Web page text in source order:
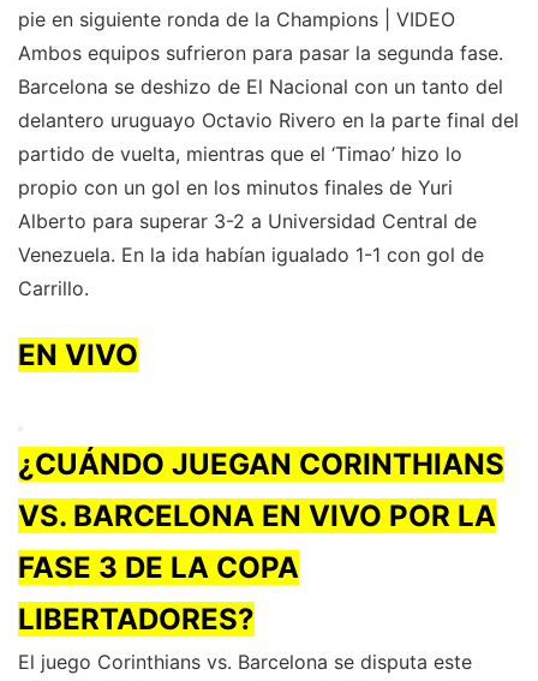
pie en siguiente ronda de la Champions | VIDEO
Ambos equipos sufrieron para pasar la segunda fase.
Barcelona se deshizo de El Nacional con un tanto del
delantero uruguayo Octavio Rivero en la parte final del
partido de vuelta, mientras que el ‘Timao’ hizo lo
propio con un gol en los minutos finales de Yuri
Alberto para superar 3-2 a Universidad Central de
Venezuela. En la ida habían igualado 1-1 con gol de
Carrillo.
EN VIVO
¿CUÁNDO JUEGAN CORINTHIANS
VS. BARCELONA EN VIVO POR LA
FASE 3 DE LA COPA
LIBERTADORES?
El juego Corinthians vs. Barcelona se disputa este